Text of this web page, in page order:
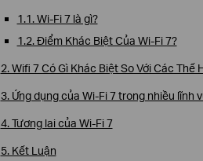
1.1. Wi-Fi 7 là gì?
1.2. Điểm Khác Biệt Của Wi-Fi 7?
2. Wifi 7 Có Gì Khác Biệt So Với Các Thế
3. Ứng dụng của Wi-Fi 7 trong nhiều lĩnh
4. Tương lai của Wi-Fi 7
5. Kết Luận